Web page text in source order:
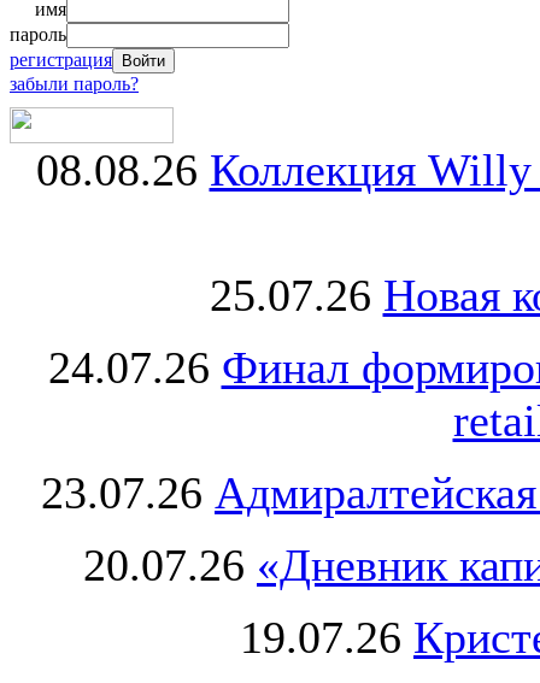
имя
пароль
регистрация
забыли пароль?
08.08.26 Коллекция Willy
25.07.26 Новая
24.07.26 Финал
23.07.26
20.07.26 «Дневник
19.07.26